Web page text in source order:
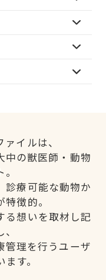
イルは、
中の獣医師・動物
診療可能な動物か
徴的。
る想いを取材し記
管理を行うユーザ
す。